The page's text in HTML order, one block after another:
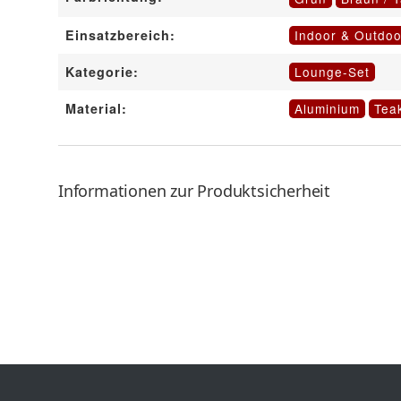
Einsatzbereich: Indoor &
Kategorie: Lounge-Set
Material: Aluminium
Informationen zur Produktsicherheit